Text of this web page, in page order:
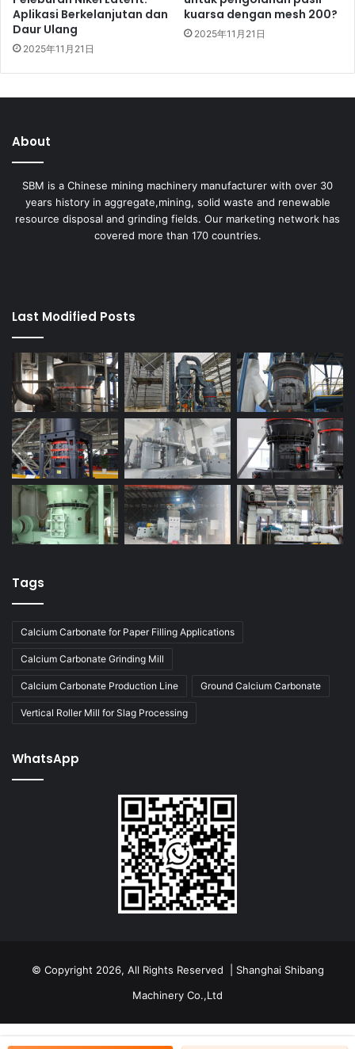
Aplikasi Berkelanjutan dan
Daur Ulang
2025年11月21日
kuarsa dengan mesh 200?
2025年11月21日
About
SBM is a Chinese mining machinery manufacturer with over 30
years history in aggregate,mining, solid waste and renewable
resource disposal and grinding fields. Our marketing network has
covered more than 170 countries.
Last Modified Posts
Tags
Calcium Carbonate for Paper Filling Applications
Calcium Carbonate Grinding Mill
Calcium Carbonate Production Line Ground Calcium Carbonate
Vertical Roller Mill for Slag Processing
WhatsApp
© Copyright 2026, All Rights Reserved | Shanghai Shibang
Machinery Co.,Ltd